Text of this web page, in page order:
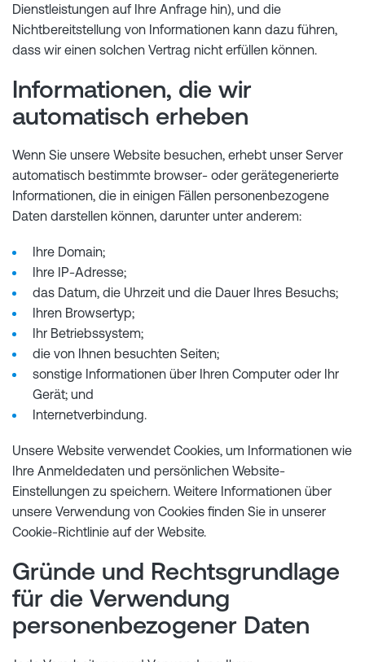
Dienstleistungen auf Ihre Anfrage hin), und die
Nichtbereitstellung von Informationen kann dazu führen,
dass wir einen solchen Vertrag nicht erfüllen können.
Informationen, die wir
automatisch erheben
Wenn Sie unsere Website besuchen, erhebt unser Server
automatisch bestimmte browser- oder gerätegenerierte
Informationen, die in einigen Fällen personenbezogene
Daten darstellen können, darunter unter anderem:
Ihre Domain;
Ihre IP-Adresse;
das Datum, die Uhrzeit und die Dauer Ihres Besuchs;
Ihren Browsertyp;
Ihr Betriebssystem;
die von Ihnen besuchten Seiten;
sonstige Informationen über Ihren Computer oder Ihr
Gerät; und
Internetverbindung.
Unsere Website verwendet Cookies, um Informationen wie
Ihre Anmeldedaten und persönlichen Website-
Einstellungen zu speichern. Weitere Informationen über
unsere Verwendung von Cookies finden Sie in unserer
Cookie-Richtlinie auf der Website.
Gründe und Rechtsgrundlage
für die Verwendung
personenbezogener Daten